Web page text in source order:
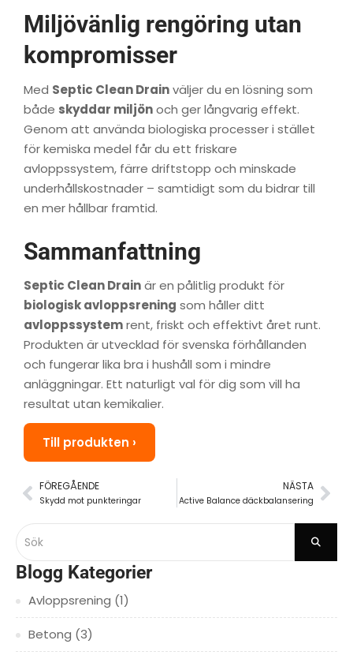
Miljövänlig rengöring utan
kompromisser
Med Septic Clean Drainväljer du en lösning som
både skyddar miljönoch ger långvarig effekt.
Genom att använda biologiska processer i stället
för kemiska medel får du ett friskare
avloppssystem, färre driftstopp och minskade
underhållskostnader – samtidigt som du bidrar till
en mer hållbar framtid.
Sammanfattning
Septic Clean Drainär en pålitlig produkt för
biologisk avloppsrening som håller ditt
avloppssystemrent, friskt och effektivt året runt.
Produkten är utvecklad för svenska förhållanden
och fungerar lika bra i hushåll som i mindre
anläggningar. Ett naturligt val för dig som vill ha
resultat utan kemikalier.
Till produkten ›
FÖREGÅENDE
Skydd mot punkteringar
NÄSTA
Active Balance däckbalansering
Blogg Kategorier
Avloppsrening (1)
Betong (3)